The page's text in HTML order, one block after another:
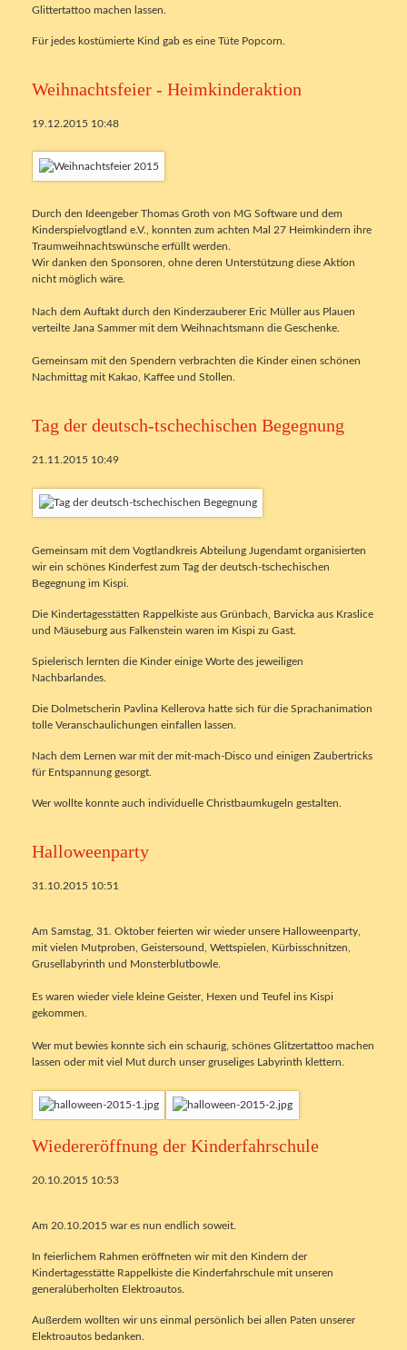
Glittertattoo machen lassen.
Für jedes kostümierte Kind gab es eine Tüte Popcorn.
Weihnachtsfeier - Heimkinderaktion
19.12.2015 10:48
Durch den Ideengeber Thomas Groth von MG Software und dem
Kinderspielvogtland e.V., konnten zum achten Mal 27 Heimkindern ihre
Traumweihnachtswünsche erfüllt werden.
Wir danken den Sponsoren, ohne deren Unterstützung diese Aktion
nicht möglich wäre.
Nach dem Auftakt durch den Kinderzauberer Eric Müller aus Plauen
verteilte Jana Sammer mit dem Weihnachtsmann die Geschenke.
Gemeinsam mit den Spendern verbrachten die Kinder einen schönen
Nachmittag mit Kakao, Kaffee und Stollen.
Tag der deutsch-tschechischen Begegnung
21.11.2015 10:49
Gemeinsam mit dem Vogtlandkreis Abteilung Jugendamt organisierten
wir ein schönes Kinderfest zum Tag der deutsch-tschechischen
Begegnung im Kispi.
Die Kindertagesstätten Rappelkiste aus Grünbach, Barvicka aus Kraslice
und Mäuseburg aus Falkenstein waren im Kispi zu Gast.
Spielerisch lernten die Kinder einige Worte des jeweiligen
Nachbarlandes.
Die Dolmetscherin Pavlina Kellerova hatte sich für die Sprachanimation
tolle Veranschaulichungen einfallen lassen.
Nach dem Lernen war mit der mit-mach-Disco und einigen Zaubertricks
für Entspannung gesorgt.
Wer wollte konnte auch individuelle Christbaumkugeln gestalten.
Halloweenparty
31.10.2015 10:51
Am Samstag, 31. Oktober feierten wir wieder unsere Halloweenparty,
mit vielen Mutproben, Geistersound, Wettspielen, Kürbisschnitzen,
Grusellabyrinth und Monsterblutbowle.
Es waren wieder viele kleine Geister, Hexen und Teufel ins Kispi
gekommen.
Wer mut bewies konnte sich ein schaurig, schönes Glitzertattoo machen
lassen oder mit viel Mut durch unser gruseliges Labyrinth klettern.
Wiedereröffnung der Kinderfahrschule
20.10.2015 10:53
Am 20.10.2015 war es nun endlich soweit.
In feierlichem Rahmen eröffneten wir mit den Kindern der
Kindertagesstätte Rappelkiste die Kinderfahrschule mit unseren
generalüberholten Elektroautos.
Außerdem wollten wir uns einmal persönlich bei allen Paten unserer
Elektroautos bedanken.